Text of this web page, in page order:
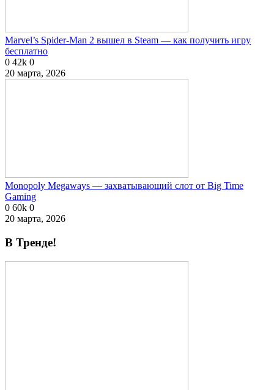
Marvel’s Spider-Man 2 вышел в Steam — как получить игру
бесплатно
0 42k 0
20 марта, 2026
Monopoly Megaways — захватывающий слот от Big Time
Gaming
0 60k 0
20 марта, 2026
В Тренде!